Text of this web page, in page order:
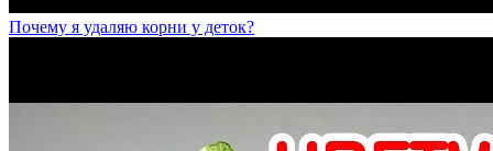
Почему я удаляю корни у деток?